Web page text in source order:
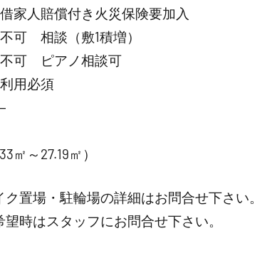
賠償付き火災保険要加入
相談（敷1積増）
ピアノ相談可
用必須
㎡～27.19㎡）
置場・駐輪場の詳細はお問合せ下さい。
時はスタッフにお問合せ下さい。